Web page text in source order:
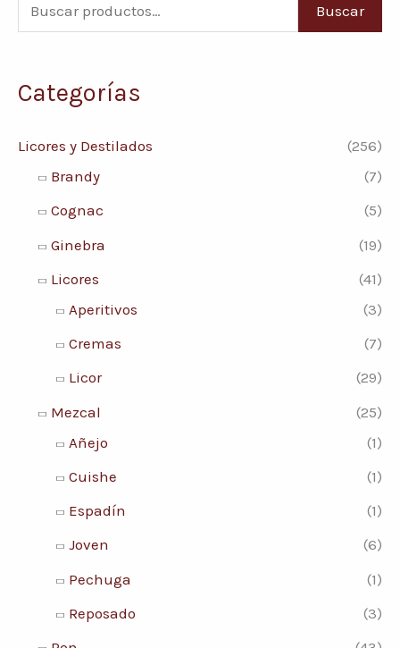
u
c
r
Buscar
Categorías
Licores y Destilados
(256)
Brandy
(7)
Cognac
(5)
Ginebra
(19)
Licores
(41)
Aperitivos
(3)
Cremas
(7)
Licor
(29)
Mezcal
(25)
Añejo
(1)
Cuishe
(1)
Espadín
(1)
Joven
(6)
Pechuga
(1)
Reposado
(3)
r
r